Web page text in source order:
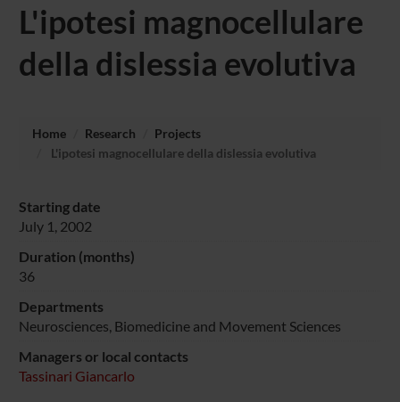
L'ipotesi magnocellulare
della dislessia evolutiva
Home Research
Projects
L'ipotesi magnocellulare della dislessia evolutiva
Starting date
July 1, 2002
Duration (months)
36
Departments
Neurosciences, Biomedicine and Movement Sciences
Managers or local contacts
Tassinari Giancarlo